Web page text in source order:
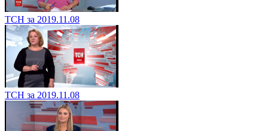
ТСН за 2019.11.08
ТСН за 2019.11.08